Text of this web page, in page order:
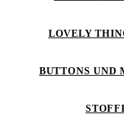
LOVELY
BUTTONS UND